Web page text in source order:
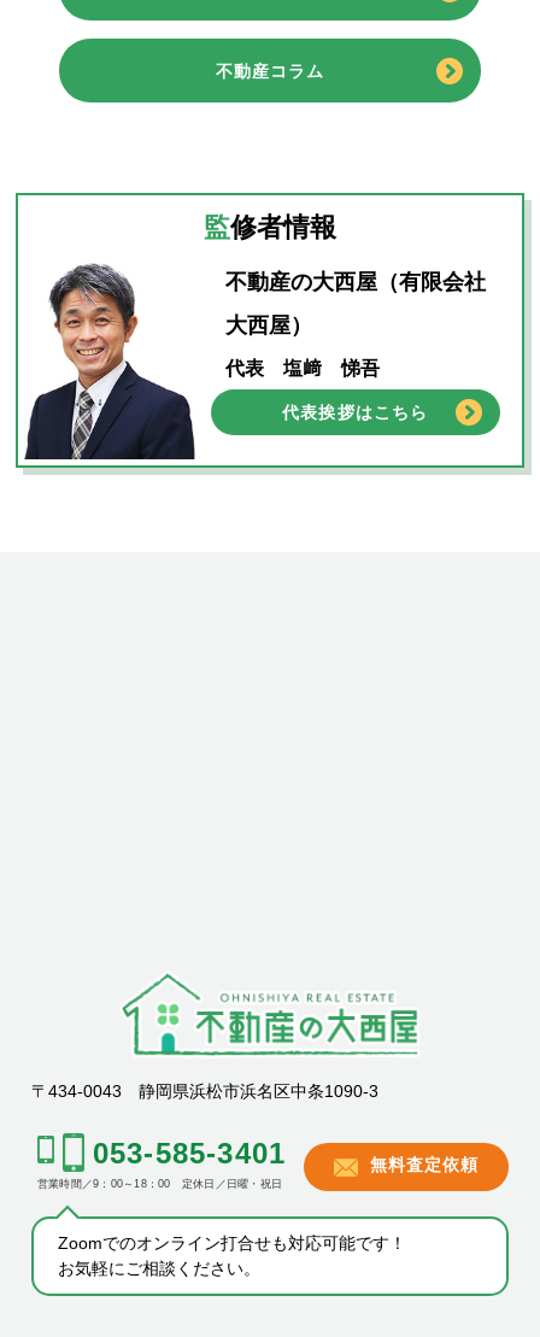
不動産コラム
監修者情報
不動産の大西屋（有限会社
大西屋）
代表 塩﨑 悌吾
代表挨拶はこちら
〒434-0043 静岡県浜松市浜名区中条1090-3
053-585-3401
営業時間／9：00～18：00 定休日／日曜・祝日
無料査定依頼
Zoomでのオンライン打合せも対応可能です！
お気軽にご相談ください。